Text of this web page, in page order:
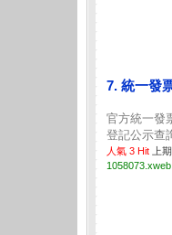
7. 統一發
官方統一發
登記公示查
人氣 3 Hit 上